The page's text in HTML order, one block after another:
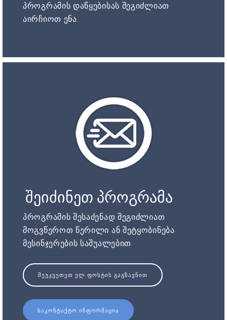
პროგრამის დაწყებისას შეგიძლიათ
აირჩიოთ ენა.
შეიძინეთ პროგრამა
პროგრამის შესაძენად შეგიძლიათ
მოგვწეროთ წერილი ან შეტყობინება
მესინჯერების საშუალებით
ᲨᲔᲣᲙᲕᲔᲗᲔᲗ ᲔᲚ.ᲤᲝᲡᲢᲘᲡ ᲒᲐᲒᲖᲐᲕᲜᲘᲗ
ᲡᲐᲙᲝᲜᲢᲐᲥᲢᲝ ᲘᲜᲤᲝᲠᲛᲐᲪᲘᲐ